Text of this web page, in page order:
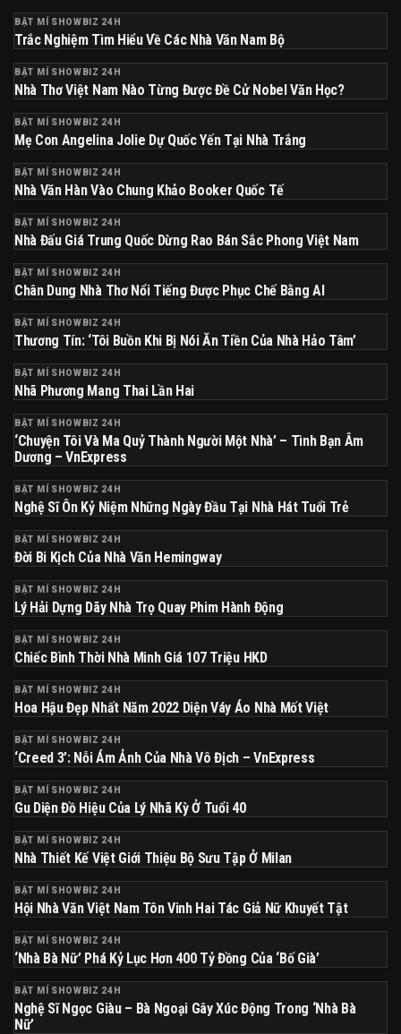
BẬT MÍ SHOWBIZ 24H
Trắc Nghiệm Tìm Hiểu Về Các Nhà Văn Nam Bộ
BẬT MÍ SHOWBIZ 24H
Nhà Thơ Việt Nam Nào Từng Được Đề Cử Nobel Văn Học?
BẬT MÍ SHOWBIZ 24H
Mẹ Con Angelina Jolie Dự Quốc Yến Tại Nhà Trắng
BẬT MÍ SHOWBIZ 24H
Nhà Văn Hàn Vào Chung Khảo Booker Quốc Tế
BẬT MÍ SHOWBIZ 24H
Nhà Đấu Giá Trung Quốc Dừng Rao Bán Sắc Phong Việt Nam
BẬT MÍ SHOWBIZ 24H
Chân Dung Nhà Thơ Nổi Tiếng Được Phục Chế Bằng AI
BẬT MÍ SHOWBIZ 24H
Thương Tín: ‘Tôi Buồn Khi Bị Nói Ăn Tiền Của Nhà Hảo Tâm’
BẬT MÍ SHOWBIZ 24H
Nhã Phương Mang Thai Lần Hai
BẬT MÍ SHOWBIZ 24H
‘Chuyện Tôi Và Ma Quỷ Thành Người Một Nhà’ – Tình Bạn Âm
Dương – VnExpress
BẬT MÍ SHOWBIZ 24H
Nghệ Sĩ Ôn Kỷ Niệm Những Ngày Đầu Tại Nhà Hát Tuổi Trẻ
BẬT MÍ SHOWBIZ 24H
Đời Bi Kịch Của Nhà Văn Hemingway
BẬT MÍ SHOWBIZ 24H
Lý Hải Dựng Dãy Nhà Trọ Quay Phim Hành Động
BẬT MÍ SHOWBIZ 24H
Chiếc Bình Thời Nhà Minh Giá 107 Triệu HKD
BẬT MÍ SHOWBIZ 24H
Hoa Hậu Đẹp Nhất Năm 2022 Diện Váy Áo Nhà Mốt Việt
BẬT MÍ SHOWBIZ 24H
‘Creed 3’: Nỗi Ám Ảnh Của Nhà Vô Địch – VnExpress
BẬT MÍ SHOWBIZ 24H
Gu Diện Đồ Hiệu Của Lý Nhã Kỳ Ở Tuổi 40
BẬT MÍ SHOWBIZ 24H
Nhà Thiết Kế Việt Giới Thiệu Bộ Sưu Tập Ở Milan
BẬT MÍ SHOWBIZ 24H
Hội Nhà Văn Việt Nam Tôn Vinh Hai Tác Giả Nữ Khuyết Tật
BẬT MÍ SHOWBIZ 24H
‘Nhà Bà Nữ’ Phá Kỷ Lục Hơn 400 Tỷ Đồng Của ‘Bố Già’
BẬT MÍ SHOWBIZ 24H
Nghệ Sĩ Ngọc Giàu – Bà Ngoại Gây Xúc Động Trong ‘Nhà Bà
Nữ’